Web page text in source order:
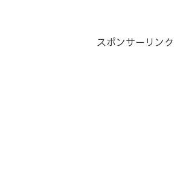
スポンサーリンク